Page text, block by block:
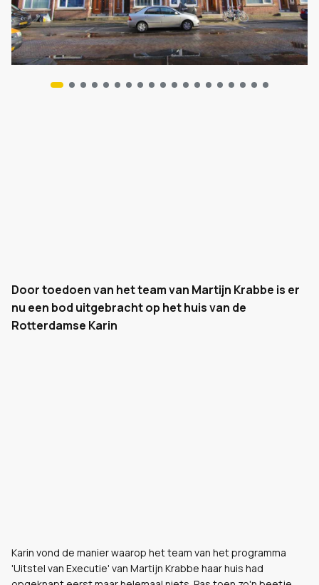
Door toedoen van het team van Martijn Krabbe is er
nu een bod uitgebracht op het huis van de
Rotterdamse Karin
Karin vond de manier waarop het team van het programma
'Uitstel van Executie' van Martijn Krabbe haar huis had